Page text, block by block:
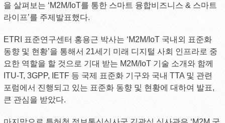
을 살펴보는 ‘M2M/IoT를 통한 스마트 융합비즈니스 & 스마트
라이프’를 주제발표했다.
ETRI 표준연구센터 홍용근 박사는 ‘M2M/IoT 국내외 표준화
동향 및 현황’을 통해서 21세기 미래 디지털 사회 인프라로 중
요한 역할을 할 것으로 기대 받는 M2M/IoT 기술 소개와 함께
ITU-T, 3GPP, IETF 등 국제 표준화 기구와 국내 TTA 및 관련
포럼에서 진행되고 있는 표준화 동향 및 현황에 대하여 발표,
큰 관심을 받았다.